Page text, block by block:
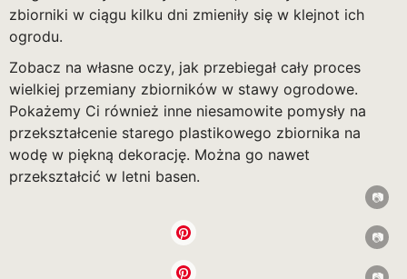
zbiorniki w ciągu kilku dni zmieniły się w klejnot ich
ogrodu.
Zobacz na własne oczy, jak przebiegał cały proces
wielkiej przemiany zbiorników w stawy ogrodowe.
Pokażemy Ci również inne niesamowite pomysły na
przekształcenie starego plastikowego zbiornika na
wodę w piękną dekorację. Można go nawet
przekształcić w letni basen.